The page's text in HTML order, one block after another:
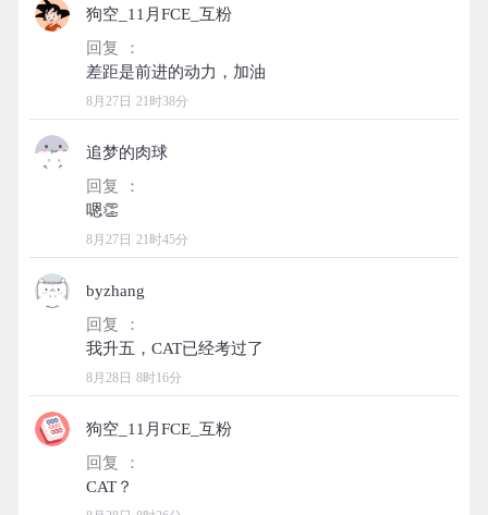
狗空_11月FCE_互粉
回复 ：
8月27日 21时38分
追梦的肉球
回复 ：
8月27日 21时45分
byzhang
回复 ：
8月28日 8时16分
狗空_11月FCE_互粉
回复 ：